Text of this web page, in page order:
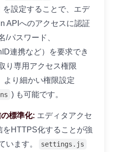
を設定することで、エデ
APIへのアクセスに認証
/パスワード、
連携など）を要求でき
り専用アクセス権限
より細かい権限設定
) も可能です。
標準化: エディタアクセ
をHTTPS化することが強
います。
settings.js